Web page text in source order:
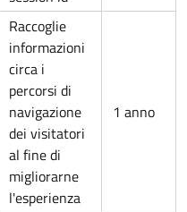
Raccoglie
informazioni
circa i
percorsi di
navigazione
dei visitatori
al fine di
migliorarne
l'esperienza
1 anno